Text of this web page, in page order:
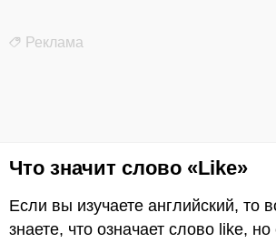
Реклама
Что значит слово «Like»
Если вы изучаете английский, то
знаете, что означает слово like, но